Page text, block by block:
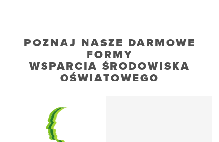
POZNAJ NASZE DARMOWE
FORMY
WSPARCIA ŚRODOWISKA
OŚWIATOWEGO